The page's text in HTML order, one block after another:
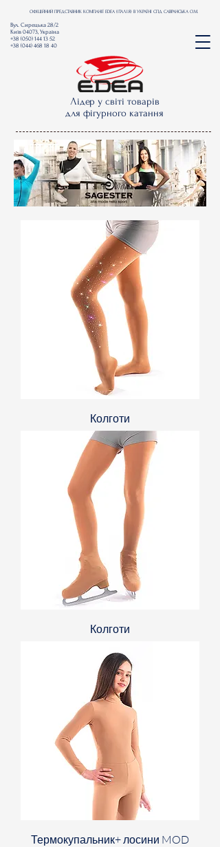
ОФІЦІЙНИЙ ПРЕДСТАВНИК КОМПАНІЇ EDEA (ІТАЛІЯ) В УКРАЇНІ СПД САВРАНСЬКА О.М.
Лідер у світі товарів
для фігурного катання
Вул. Сирецька 28/2
Київ 04073, Україна
+38 (050) 144 13 52
+38 (044) 468 18 40
Колготи
Колготи
Термокупальник+ лосини MOD